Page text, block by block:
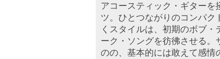
アコースティック・ギター
ツ。ひとつながりのコンパ
くスタイルは、初期のボブ
ーク・ソングを彷彿させる
のの、基本的には敢えて感情